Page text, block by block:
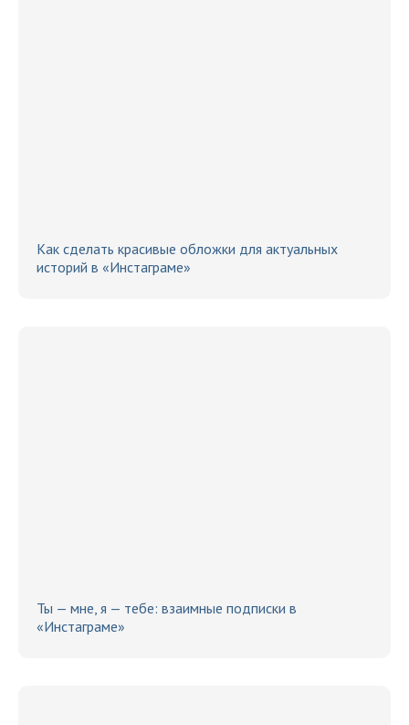
Как сделать красивые обложки для актуальных
историй в «Инстаграме»
Ты — мне, я — тебе: взаимные подписки в
«Инстаграме»